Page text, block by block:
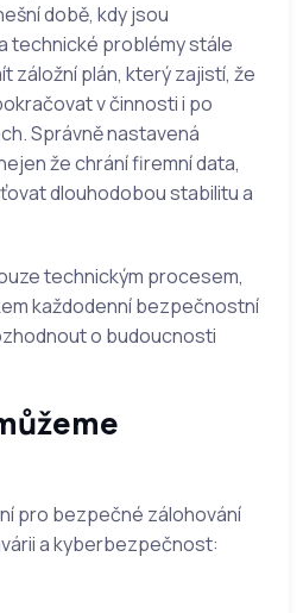
době, kdy jsou
technické problémy stále
záložní plán, který zajistí, že
v činnosti i po
Správně nastavená
že chrání firemní data,
dlouhodobou stabilitu a
technickým procesem,
každodenní bezpečnostní
o budoucnosti
pro bezpečné zálohování
a kyberbezpečnost: